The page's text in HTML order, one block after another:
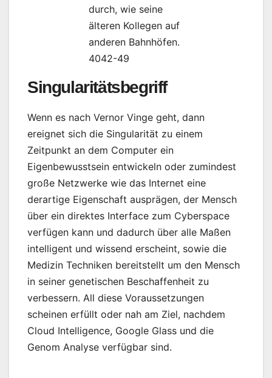
durch, wie seine
älteren Kollegen auf
anderen Bahnhöfen.
4042-49
Singularitätsbegriff
Wenn es nach Vernor Vinge geht, dann
ereignet sich die Singularität zu einem
Zeitpunkt an dem Computer ein
Eigenbewusstsein entwickeln oder zumindest
große Netzwerke wie das Internet eine
derartige Eigenschaft ausprägen, der Mensch
über ein direktes Interface zum Cyberspace
verfügen kann und dadurch über alle Maßen
intelligent und wissend erscheint, sowie die
Medizin Techniken bereitstellt um den Mensch
in seiner genetischen Beschaffenheit zu
verbessern. All diese Voraussetzungen
scheinen erfüllt oder nah am Ziel, nachdem
Cloud Intelligence, Google Glass und die
Genom Analyse verfügbar sind.